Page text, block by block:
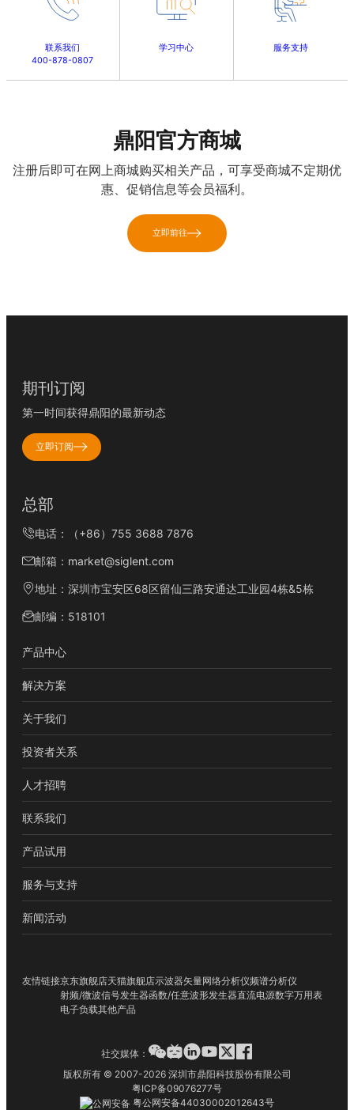
联系我们
400-878-0807
学习中心 服务支持
鼎阳官方商城
注册后即可在网上商城购买相关产品，可享受商城不定期优
惠、促销信息等会员福利。
立即前往
期刊订阅
第一时间获得鼎阳的最新动态
立即订阅
总部
电话：（+86）755 3688 7876
邮箱：market@siglent.com
地址：深圳市宝安区68区留仙三路安通达工业园4栋&5栋
邮编：518101
产品中心
解决方案
关于我们
投资者关系
人才招聘
联系我们
产品试用
服务与支持
新闻活动
友情链接京东旗舰店天猫旗舰店示波器矢量网络分析仪频谱分析仪
射频/微波信号发生器函数/任意波形发生器直流电源数字万用表
电子负载其他产品
版权所有 © 2007-2026 深圳市鼎阳科技股份有限公司
粤ICP备09076277号
粤公网安备44030002012643号
社交媒体：